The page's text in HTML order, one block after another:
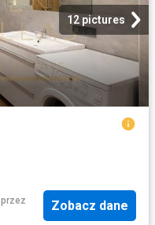
12 pictures
przez
Zobacz dane